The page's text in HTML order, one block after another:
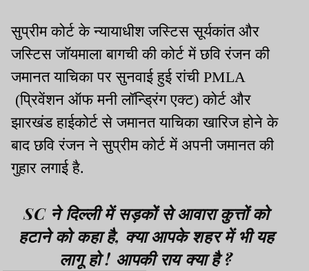
सुप्रीम कोर्ट के न्यायाधीश जस्टिस सूर्यकांत और
जस्टिस जॉयमाला बागची की कोर्ट में छवि रंजन की
जमानत याचिका पर सुनवाई हुई रांची PMLA
(प्रिवेंशन ऑफ मनी लॉन्ड्रिंग एक्ट) कोर्ट और
झारखंड हाईकोर्ट से जमानत याचिका खारिज होने के
बाद छवि रंजन ने सुप्रीम कोर्ट में अपनी जमानत की
गुहार लगाई है.
SC ने दिल्ली में सड़कों से आवारा कुत्तों को
हटाने को कहा है, क्या आपके शहर में भी यह
लागू हो ! आपकी राय क्या है ?